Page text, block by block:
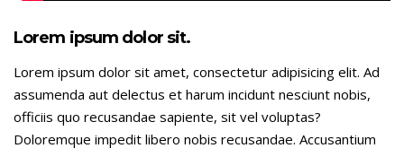
Lorem ipsum dolor sit.
Lorem ipsum dolor sit amet, consectetur adipisicing elit. Ad
assumenda aut delectus et harum incidunt nesciunt nobis,
officiis quo recusandae sapiente, sit vel voluptas?
Doloremque impedit libero nobis recusandae. Accusantium